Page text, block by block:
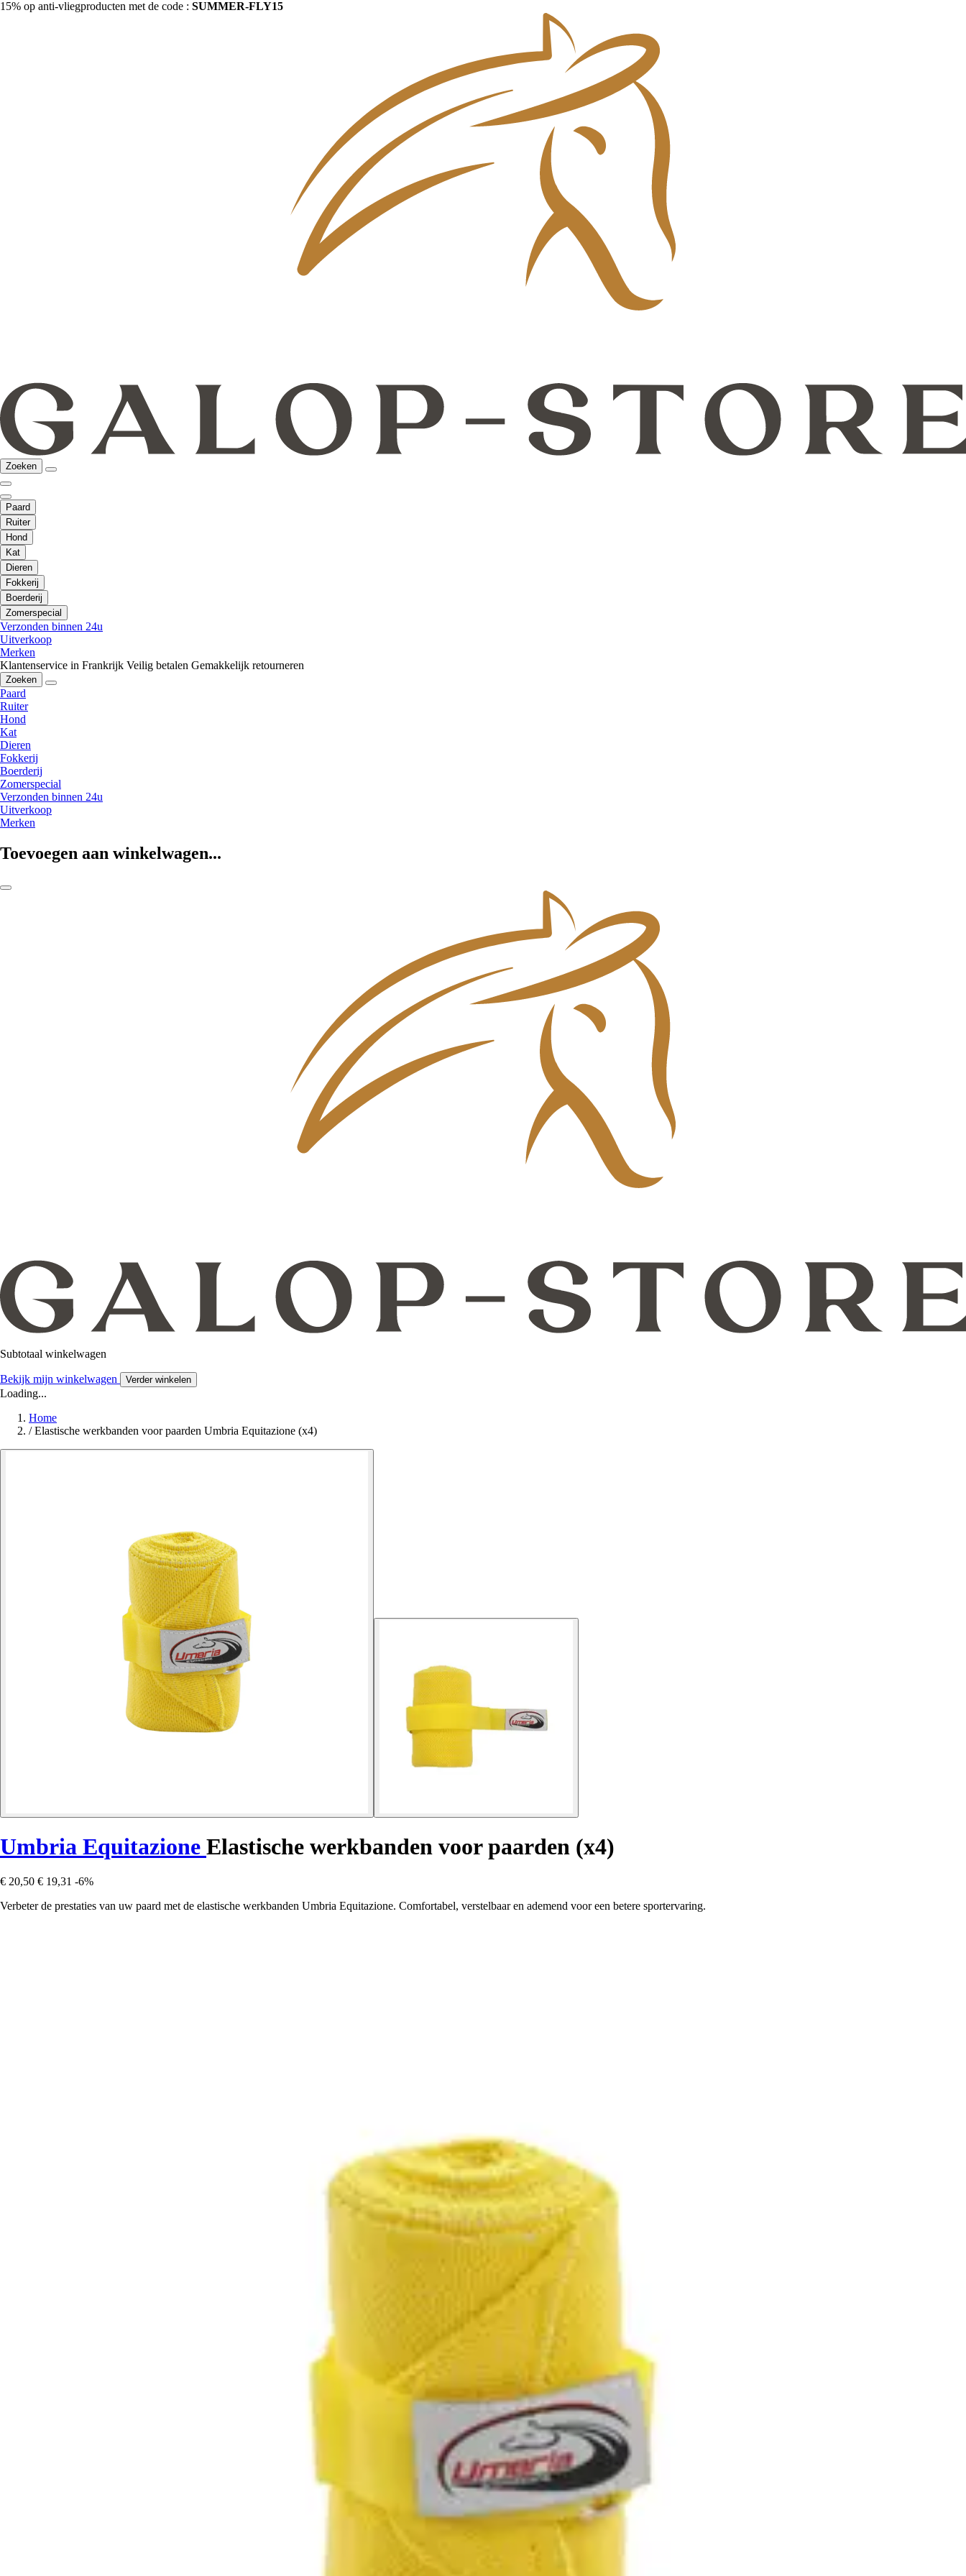
15% op anti-vliegproducten met de code : SUMMER-FLY15
Zoeken
Paard
Ruiter
Hond
Kat
Dieren
Fokkerij
Boerderij
Zomerspecial
Verzonden binnen 24u
Uitverkoop
Merken
Klantenservice in Frankrijk Veilig betalen Gemakkelijk retourneren
Zoeken
Paard
Ruiter
Hond
Kat
Dieren
Fokkerij
Boerderij
Zomerspecial
Verzonden binnen 24u
Uitverkoop
Merken
Toevoegen aan winkelwagen...
Subtotaal winkelwagen
Bekijk mijn winkelwagen Verder winkelen
Loading...
Home
/ Elastische werkbanden voor paarden Umbria Equitazione (x4)
Umbria Equitazione Elastische werkbanden voor paarden (x4)
€ 20,50 € 19,31 -6%
Verbeter de prestaties van uw paard met de elastische werkbanden Umbria Equitazione. Comfortabel, verstelbaar en ademend voor een betere sportervaring.